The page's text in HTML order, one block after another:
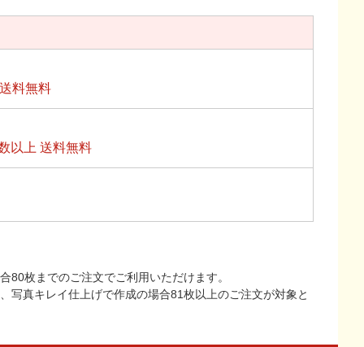
料無料
以上 送料無料
枚までのご注文でご利用いただけます。
写真キレイ仕上げで作成の場合81枚以上のご注文が対象と